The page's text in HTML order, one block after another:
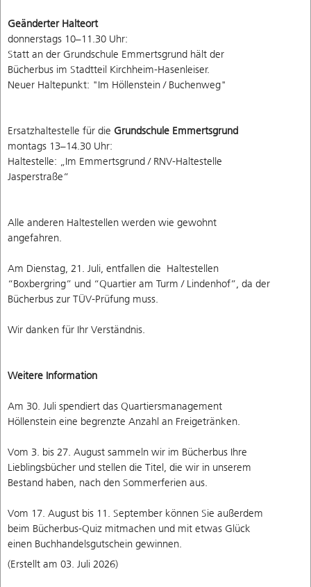
Geänderter Halteort
donnerstags 10–11.30 Uhr:
Statt an der Grundschule Emmertsgrund hält der
Bücherbus im Stadtteil Kirchheim-Hasenleiser.
Neuer Haltepunkt: "Im Höllenstein / Buchenweg"
Ersatzhaltestelle für die Grundschule Emmertsgrund
montags 13–14.30 Uhr:
Haltestelle: „Im Emmertsgrund / RNV-Haltestelle
Jasperstraße“
Alle anderen Haltestellen werden wie gewohnt
angefahren.
Am Dienstag, 21. Juli, entfallen die Haltestellen
“Boxbergring” und “Quartier am Turm / Lindenhof”, da der
Bücherbus zur TÜV-Prüfung muss.
Wir danken für Ihr Verständnis.
Weitere Information
Am 30. Juli spendiert das Quartiersmanagement
Höllenstein eine begrenzte Anzahl an Freigetränken.
Vom 3. bis 27. August sammeln wir im Bücherbus Ihre
Lieblingsbücher und stellen die Titel, die wir in unserem
Bestand haben, nach den Sommerferien aus.
Vom 17. August bis 11. September können Sie außerdem
beim Bücherbus-Quiz mitmachen und mit etwas Glück
einen Buchhandelsgutschein gewinnen.
(Erstellt am 03. Juli 2026)